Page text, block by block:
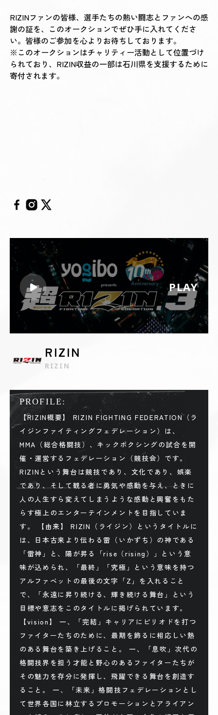
RIZINファンの皆様、選手たちの熱い闘志とファンへの感
謝の証を、このオークションでぜひ手に入れてくださ
い。皆様のご参加を心よりお待ちしております。
※このオークションはチャリティー活動として位置づけ
られており、 RIZIN収益の一部は石川県を支援するために
寄付されます。
PLAY
RIZIN
RIZIN
PROFILE:
【RIZIN概要】 RIZIN FIGHTING FEDERATION（ラ
イジンファイティングフェデレーション）は、
MMA（総合格闘技）、キックボクシングの試合を開
催・運営するフェデレーション（競技会）です。
RIZINという舞台は競技であり、文化であり、娯楽
であり、そして観る者に勇気や感動を与え、ときに
人の人生すら変えてしまうような感動と興奮をもた
らす極上のエンターテインメントを目指していま
す。 【由来】 RIZIN（ライジン）というタイトルに
は、日本古来より伝わる雷（いかずち）の神である
「雷神」と、陽が昇る「rise（rising）」という意
味が込められ、「最終」「究極」という意味を持つ
アルファベットの最後の文字「Z」を入れること
で、「永遠に昇り続ける、輝き続ける舞台」という
目標や意志をこのタイトルに掲げられています。
【vision】 一、「完結」キャリアにピリオドを打つ
ファイターたちのために、最期を飾るに相応しい熱
のある舞台を築き上げること。 一、「息吹」次代の
格闘技界を担う才能と野心のあるファイターたちが
その魅力を存分に発揮し、飛躍できる舞台を創造す
ること。 一、「未来」格闘技フェデレーションとし
て世界各国に林立するプロモーションとアライアン